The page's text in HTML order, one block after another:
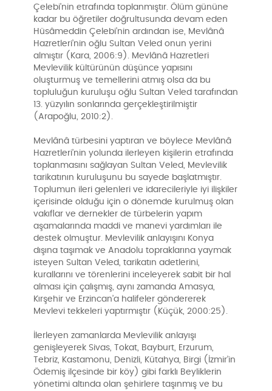
Çelebi’nin etrafında toplanmıştır. Ölüm gününe
kadar bu öğretiler doğrultusunda devam eden
Hüsâmeddin Çelebi’nin ardından ise, Mevlânâ
Hazretleri’nin oğlu Sultan Veled onun yerini
almıştır (Kara, 2006:9). Mevlânâ Hazretleri
Mevlevilik kültürünün düşünce yapısını
oluşturmuş ve temellerini atmış olsa da bu
topluluğun kuruluşu oğlu Sultan Veled tarafından
13. yüzyılın sonlarında gerçekleştirilmiştir
(Arapoğlu, 2010:2).
Mevlânâ türbesini yaptıran ve böylece Mevlânâ
Hazretleri’nin yolunda ilerleyen kişilerin etrafında
toplanmasını sağlayan Sultan Veled, Mevlevilik
tarikatının kuruluşunu bu sayede başlatmıştır.
Toplumun ileri gelenleri ve idarecileriyle iyi ilişkiler
içerisinde olduğu için o dönemde kurulmuş olan
vakıflar ve dernekler de türbelerin yapım
aşamalarında maddi ve manevi yardımları ile
destek olmuştur. Mevlevilik anlayışını Konya
dışına taşımak ve Anadolu topraklarına yaymak
isteyen Sultan Veled, tarikatın adetlerini,
kurallarını ve törenlerini inceleyerek sabit bir hal
alması için çalışmış, aynı zamanda Amasya,
Kırşehir ve Erzincan’a halifeler göndererek
Mevlevi tekkeleri yaptırmıştır (Küçük, 2000:25).
İlerleyen zamanlarda Mevlevilik anlayışı
genişleyerek Sivas, Tokat, Bayburt, Erzurum,
Tebriz, Kastamonu, Denizli, Kütahya, Birgi (İzmir’in
Ödemiş ilçesinde bir köy) gibi farklı Beyliklerin
yönetimi altında olan şehirlere taşınmış ve bu